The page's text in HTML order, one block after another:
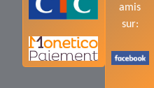
amis
sur: